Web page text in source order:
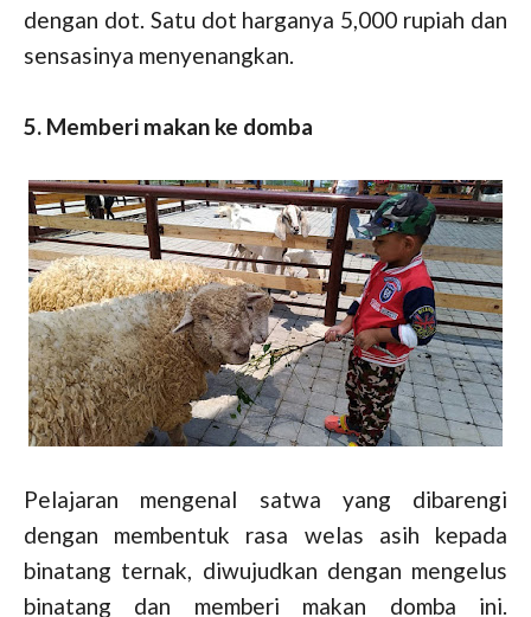
dengan dot. Satu dot harganya 5,000 rupiah dan
sensasinya menyenangkan.
5. Memberi makan ke domba
Pelajaran mengenal satwa yang dibarengi
dengan membentuk rasa welas asih kepada
binatang ternak, diwujudkan dengan mengelus
binatang dan memberi makan domba ini.